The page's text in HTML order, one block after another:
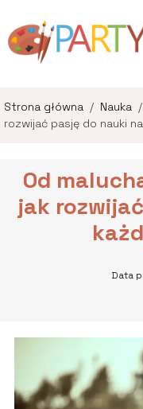
Strona główna / Nauka /
rozwijać pasję do nauki
Od
jak
Data